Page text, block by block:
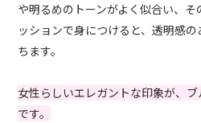
や明るめのトーンがよく似合い、
ッションで身につけると、透明感
ちます。
女性らしいエレガントな印象が、
です。